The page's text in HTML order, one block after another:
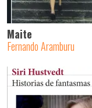
Maite
Fernando Aramburu